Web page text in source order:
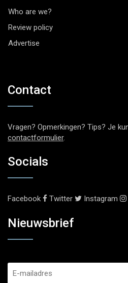
Who are we?
Review policy
Advertise
Contact
Vragen? Opmerkingen? Tips? Je
contactformulier.
Socials
Facebook Twitter Instagram
Nieuwsbrief